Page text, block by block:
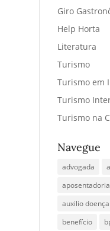
Giro
Help Horta
Literatura
Turismo
Turismo em
Turismo
Turismo na
Navegue
advogada
aposentadoria
auxilio doença
benefício